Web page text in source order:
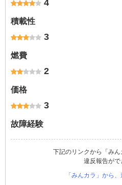
4
積載性
3
燃費
2
価格
3
故障経験
下記のリンクから「みん
違反報告がで
「みんカラ」から